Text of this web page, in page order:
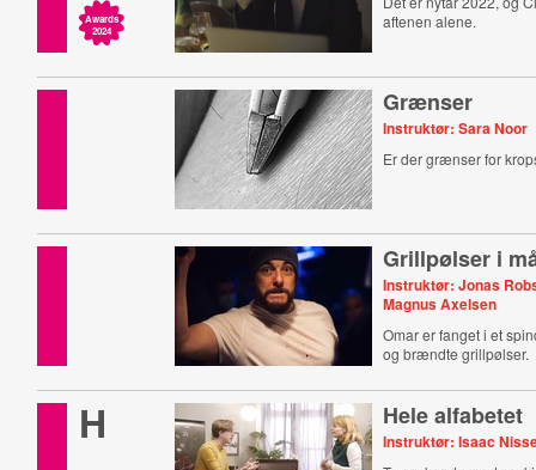
Awards
2024
aftenen alene.
Grænser
Instruktør: Sara Noor
Er der grænser for
Grillpølser i
Instruktør: Jonas
Magnus Axelsen
Omar er fanget i et
og brændte grillpølser.
H Hele alfabetet
Instruktør: Isaac